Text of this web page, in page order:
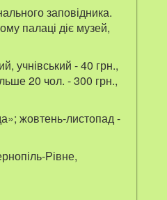
заповідника.
палаці діє музей,
учнівський - 40 грн.,
20 чол. - 300 грн.,
жовтень-листопад -
Рівне,